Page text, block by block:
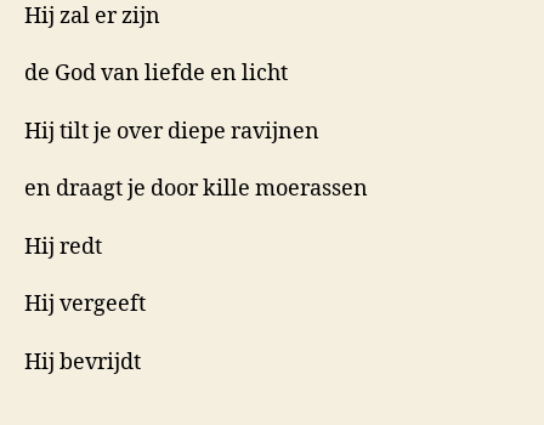
Hij zal er zijn
de God van liefde en licht
Hij tilt je over diepe ravijnen
en draagt je door kille moerassen
Hij redt
Hij vergeeft
Hij bevrijdt